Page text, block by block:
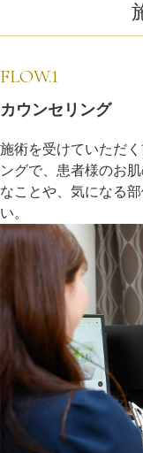
FLOW.1
カウンセリング
施術を受けていただ
ングで、患者様のお
なことや、気になる
い。